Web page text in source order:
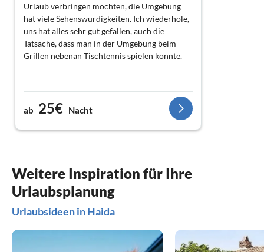
Urlaub verbringen möchten, die Umgebung
hat viele Sehenswürdigkeiten. Ich wiederhole,
uns hat alles sehr gut gefallen, auch die
Tatsache, dass man in der Umgebung beim
Grillen nebenan Tischtennis spielen konnte.
ab 25€ Nacht
Weitere Inspiration für Ihre
Urlaubsplanung
Urlaubsideen in Haida